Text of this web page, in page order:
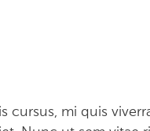
cursus, mi quis